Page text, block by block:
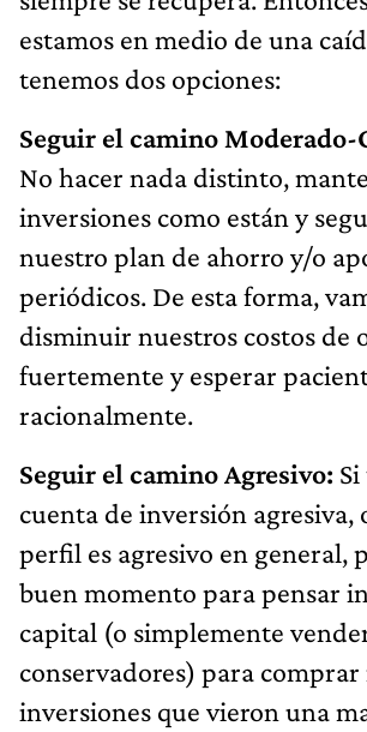
estamos en medio de una
tenemos dos opciones:
Seguir el camino Moderado-
No hacer nada distinto,
inversiones como están y
nuestro plan de ahorro y/o
periódicos. De esta forma,
disminuir nuestros costos de
fuertemente y esperar
racionalmente.
Seguir el camino Agresivo:
cuenta de inversión agresiva,
perfil es agresivo en general,
buen momento para pensar
capital (o simplemente
conservadores) para comprar
inversiones que vieron una